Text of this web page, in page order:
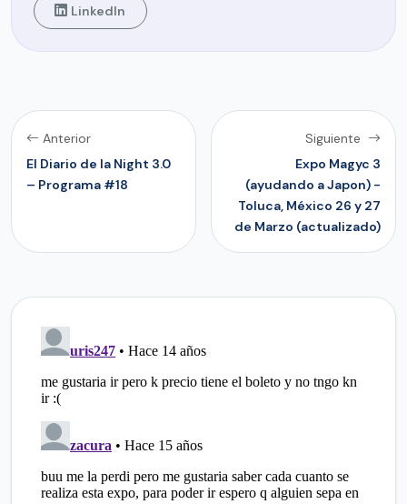
LinkedIn
Anterior
El Diario de la Night 3.0
– Programa #18
Siguiente
Expo Magyc 3
(ayudando a Japon) -
Toluca, México 26 y 27
de Marzo (actualizado)